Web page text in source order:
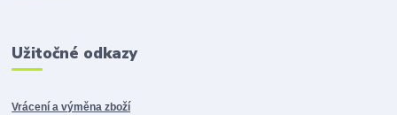
Užitočné odkazy
Vrácení a výměna zboží